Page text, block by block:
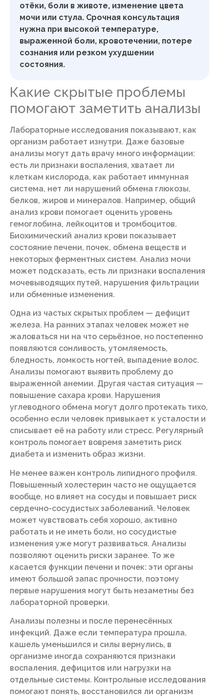
отёки, боли в животе, изменение цвета
мочи или стула. Срочная консультация
нужна при высокой температуре,
выраженной боли, кровотечении, потере
сознания или резком ухудшении
состояния.
Какие скрытые проблемы
помогают заметить анализы
Лабораторные исследования показывают, как
организм работает изнутри. Даже базовые
анализы могут дать врачу много информации:
есть ли признаки воспаления, хватает ли
клеткам кислорода, как работает иммунная
система, нет ли нарушений обмена глюкозы,
белков, жиров и минералов. Например, общий
анализ крови помогает оценить уровень
гемоглобина, лейкоцитов и тромбоцитов.
Биохимический анализ крови показывает
состояние печени, почек, обмена веществ и
некоторых ферментных систем. Анализ мочи
может подсказать, есть ли признаки воспаления
мочевыводящих путей, нарушения фильтрации
или обменные изменения.
Одна из частых скрытых проблем — дефицит
железа. На ранних этапах человек может не
жаловаться ни на что серьёзное, но постепенно
появляются сонливость, утомляемость,
бледность, ломкость ногтей, выпадение волос.
Анализы помогают выявить проблему до
выраженной анемии. Другая частая ситуация —
повышение сахара крови. Нарушения
углеводного обмена могут долго протекать тихо,
особенно если человек привыкает к усталости и
списывает её на работу или стресс. Регулярный
контроль помогает вовремя заметить риск
диабета и изменить образ жизни.
Не менее важен контроль липидного профиля.
Повышенный холестерин часто не ощущается
вообще, но влияет на сосуды и повышает риск
сердечно-сосудистых заболеваний. Человек
может чувствовать себя хорошо, активно
работать и не иметь боли, но сосудистые
изменения уже могут развиваться. Анализы
позволяют оценить риски заранее. То же
касается функции печени и почек: эти органы
имеют большой запас прочности, поэтому
первые нарушения могут быть незаметны без
лабораторной проверки.
Анализы полезны и после перенесённых
инфекций. Даже если температура прошла,
кашель уменьшился и силы вернулись, в
организме иногда сохраняются признаки
воспаления, дефицитов или нагрузки на
отдельные системы. Контрольные исследования
помогают понять, восстановился ли организм